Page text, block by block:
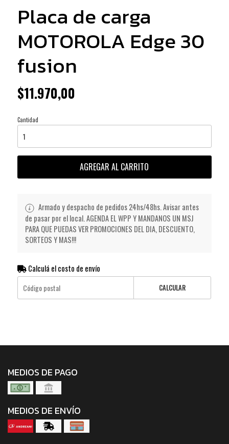
Placa de carga
MOTOROLA Edge 30
fusion
$11.970,00
Cantidad
AGREGAR AL CARRITO
Armado y despacho de pedidos 24hs/48hs. Avisar antes
de pasar por el local. AGENDA EL WPP Y MANDANOS UN MSJ
PARA QUE PUEDAS VER PROMOCIONES DEL DIA, DESCUENTO,
SORTEOS Y MAS!!!
Calculá el costo de envío
CALCULAR
MEDIOS DE PAGO
MEDIOS DE ENVÍO